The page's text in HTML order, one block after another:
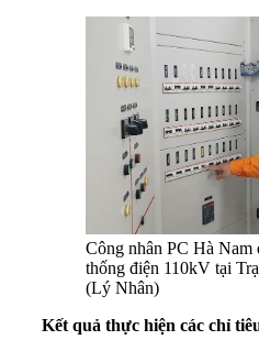
Công nhân PC Hà Nam
thống điện 110kV tại
(Lý Nhân)
Kết quả thực hiện các chỉ